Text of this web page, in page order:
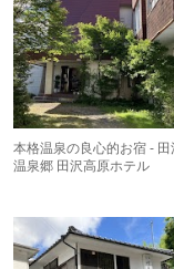
本格温泉の良心的お宿 - 田
温泉郷 田沢高原ホテル